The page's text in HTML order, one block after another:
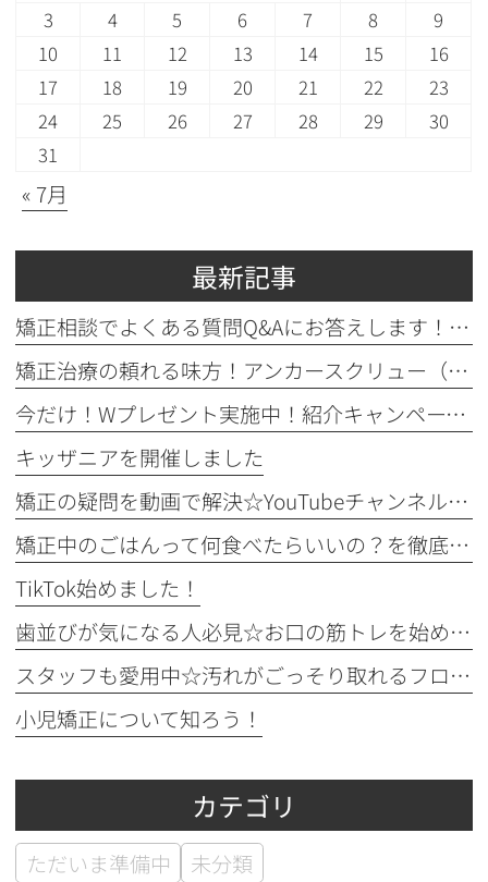
3
4 5 6 7 8
9
10
11 12 13 14 15
16
17
18 19 20 21 22
23
24
25 26 27 28 29
30
31
« 7月
最新記事
矯正相談でよくある質問Q&Aにお答えします！！！
矯正治療の頼れる味方！アンカースクリュー（ISA）ってどんなもの？
今だけ！Wプレゼント実施中！紹介キャンペーン開催♪
キッザニアを開催しました
矯正の疑問を動画で解決☆YouTubeチャンネルのご紹介！
矯正中のごはんって何食べたらいいの？を徹底解説！
TikTok始めました！
歯並びが気になる人必見☆お口の筋トレを始めてみよう！
スタッフも愛用中☆汚れがごっそり取れるフロアフロス！
小児矯正について知ろう！
カテゴリ
ただいま準備中 未分類